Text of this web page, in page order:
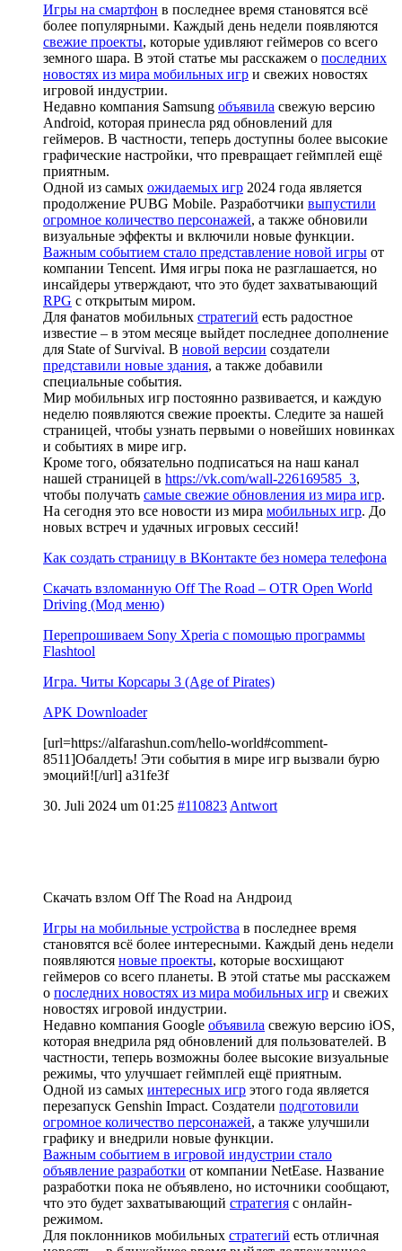
Игры на смартфон в последнее время становятся всё
более популярными. Каждый день недели появляются
свежие проекты, которые удивляют геймеров со всего
земного шара. В этой статье мы расскажем о последних
новостях из мира мобильных игр и свежих новостях
игровой индустрии.
Недавно компания Samsung объявила свежую версию
Android, которая принесла ряд обновлений для
геймеров. В частности, теперь доступны более высокие
графические настройки, что превращает геймплей ещё
приятным.
Одной из самых ожидаемых игр 2024 года является
продолжение PUBG Mobile. Разработчики выпустили
огромное количество персонажей, а также обновили
визуальные эффекты и включили новые функции.
Важным событием стало представление новой игры от
компании Tencent. Имя игры пока не разглашается, но
инсайдеры утверждают, что это будет захватывающий
RPG с открытым миром.
Для фанатов мобильных стратегий есть радостное
известие – в этом месяце выйдет последнее дополнение
для State of Survival. В новой версии создатели
представили новые здания, а также добавили
специальные события.
Мир мобильных игр постоянно развивается, и каждую
неделю появляются свежие проекты. Следите за нашей
страницей, чтобы узнать первыми о новейших новинках
и событиях в мире игр.
Кроме того, обязательно подписаться на наш канал
нашей страницей в https://vk.com/wall-226169585_3,
чтобы получать самые свежие обновления из мира игр.
На сегодня это все новости из мира мобильных игр. До
новых встреч и удачных игровых сессий!
Как создать страницу в ВКонтакте без номера телефона
Скачать взломанную Off The Road – OTR Open World
Driving (Мод меню)
Перепрошиваем Sony Xperia с помощью программы
Flashtool
Игра. Читы Корсары 3 (Age of Pirates)
APK Downloader
[url=https://alfarashun.com/hello-world#comment-
8511]Обалдеть! Эти события в мире игр вызвали бурю
эмоций![/url] a31fe3f
30. Juli 2024 um 01:25 #110823 Antwort
Скачать взлом Off The Road на Андроид
Игры на мобильные устройства в последнее время
становятся всё более интересными. Каждый день недели
появляются новые проекты, которые восхищают
геймеров со всего планеты. В этой статье мы расскажем
о последних новостях из мира мобильных игр и свежих
новостях игровой индустрии.
Недавно компания Google объявила свежую версию iOS,
которая внедрила ряд обновлений для пользователей. В
частности, теперь возможны более высокие визуальные
режимы, что улучшает геймплей ещё приятным.
Одной из самых интересных игр этого года является
перезапуск Genshin Impact. Создатели подготовили
огромное количество персонажей, а также улучшили
графику и внедрили новые функции.
Важным событием в игровой индустрии стало
объявление разработки от компании NetEase. Название
разработки пока не объявлено, но источники сообщают,
что это будет захватывающий стратегия с онлайн-
режимом.
Для поклонников мобильных стратегий есть отличная